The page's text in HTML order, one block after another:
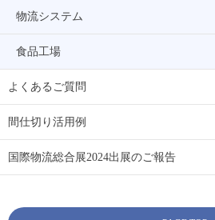
物流システム
食品工場
よくあるご質問
間仕切り活用例
国際物流総合展2024出展のご報告